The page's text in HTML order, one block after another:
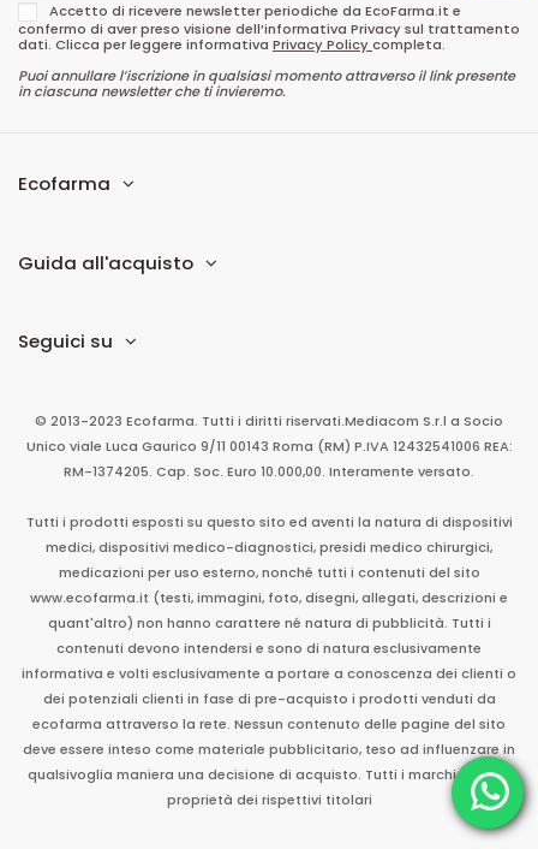
Accetto di ricevere newsletter periodiche da EcoFarma.it e
confermo di aver preso visione dell’informativa Privacy sul trattamento
dati. Clicca per leggere informativa Privacy Policycompleta.
Puoi annullare l’iscrizione in qualsiasi momento attraverso il link presente
in ciascuna newsletter che ti invieremo.
Ecofarma
Guida all'acquisto
Seguici su
© 2013-2023 Ecofarma. Tutti i diritti riservati.Mediacom S.r.l a Socio
Unico viale Luca Gaurico 9/11 00143 Roma (RM) P.IVA 12432541006 REA:
RM-1374205. Cap. Soc. Euro 10.000,00. Interamente versato.
Tutti i prodotti esposti su questo sito ed aventi la natura di dispositivi
medici, dispositivi medico-diagnostici, presidi medico chirurgici,
medicazioni per uso esterno, nonché tutti i contenuti del sito
www.ecofarma.it (testi, immagini, foto, disegni, allegati, descrizioni e
quant'altro) non hanno carattere né natura di pubblicità. Tutti i
contenuti devono intendersi e sono di natura esclusivamente
informativa e volti esclusivamente a portare a conoscenza dei clienti o
dei potenziali clienti in fase di pre-acquisto i prodotti venduti da
ecofarma attraverso la rete. Nessun contenuto delle pagine del sito
deve essere inteso come materiale pubblicitario, teso ad influenzare in
qualsivoglia maniera una decisione di acquisto. Tutti i marchi sono di
proprietà dei rispettivi titolari